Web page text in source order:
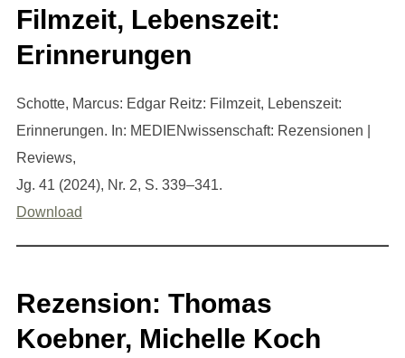
Filmzeit, Lebenszeit:
Erinnerungen
Schotte, Marcus: Edgar Reitz: Filmzeit, Lebenszeit:
Erinnerungen. In: MEDIENwissenschaft: Rezensionen |
Reviews,
Jg. 41 (2024), Nr. 2, S. 339–341.
Download
Rezension: Thomas
Koebner, Michelle Koch